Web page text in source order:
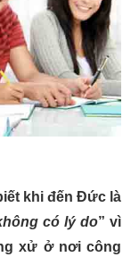
khi đến Đức là
có lý do” vì
xử ở nơi công